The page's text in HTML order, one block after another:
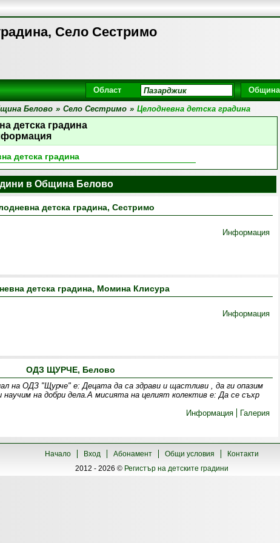
Село Сестримо
Област Община
Белово » Село Сестримо » Целодневна детска градина
детска градина
детска градина
в Община Белово
детска градина, Сестримо
Информация
детска градина, Момина Клисура
Информация
ОДЗ ЩУРЧЕ, Белово
на ОДЗ "Щурче" е: Децата да са здрави и щастливи , да ги опазим
на добри дела.А мисията на целият колектив е: Да се съхр
Информация
Галерия
Начало Вход Абонамент Общи условия
Контакти
2012 - 2026 © Регистър на детските градини